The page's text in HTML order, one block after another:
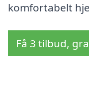
komfortabelt
Få 3 tilbud,